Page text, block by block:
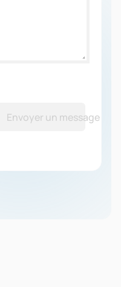
Envoyer un message